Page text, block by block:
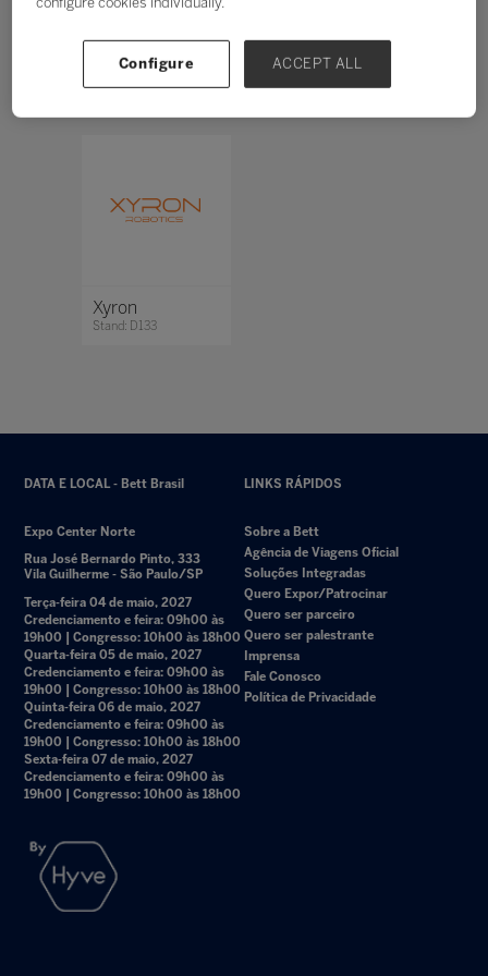
X
Xyron
Stand: D133
DATA E LOCAL - Bett Brasil
Expo Center Norte
Rua José Bernardo Pinto, 333
Vila Guilherme - São Paulo/SP
Terça-feira 04 de maio, 2027
Credenciamento e feira: 09h00 às
19h00 | Congresso: 10h00 às 18h00
Quarta-feira 05 de maio, 2027
Credenciamento e feira: 09h00 às
19h00 | Congresso: 10h00 às 18h00
Quinta-feira 06 de maio, 2027
Credenciamento e feira: 09h00 às
19h00 | Congresso: 10h00 às 18h00
Sexta-feira 07 de maio, 2027
Credenciamento e feira: 09h00 às
19h00 | Congresso: 10h00 às 18h00
LINKS RÁPIDOS
Sobre a Bett
Agência de Viagens Oficial
Soluções Integradas
Quero Expor/Patrocinar
Quero ser parceiro
Quero ser palestrante
Imprensa
Fale Conosco
Política de Privacidade
Configure ACCEPT ALL